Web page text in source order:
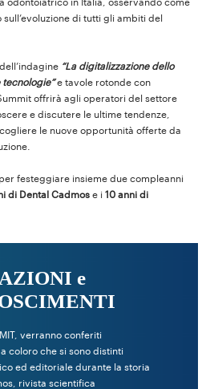
odontoiatrico in Italia, osservando come
sull’evoluzione di tutti gli ambiti del
“La digitalizzazione dello
tecnologie”e tavole rotonde con
offrirà agli operatori del settore
e discutere le ultime tendenze,
le nuove opportunità offerte da
per festeggiare insieme due compleanni
di Dental Cadmos e i 10 anni di
e
verranno conferiti
coloro che si sono distinti
ed editoriale durante la storia
rivista scientifica